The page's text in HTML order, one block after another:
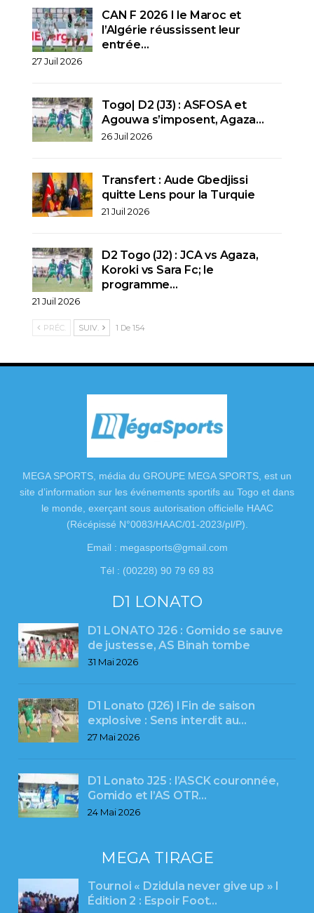
CAN F 2026 I le Maroc et
l’Algérie réussissent leur
entrée…
27 Juil 2026
Togo| D2 (J3) : ASFOSA et
Agouwa s’imposent, Agaza…
26 Juil 2026
Transfert : Aude Gbedjissi
quitte Lens pour la Turquie
21 Juil 2026
D2 Togo (J2) : JCA vs Agaza,
Koroki vs Sara Fc; le
programme…
21 Juil 2026
PRÉC. SUIV. 1 De 154
MEGA SPORTS, média du GROUPE MEGA SPORTS, est un
site d’information sur les événements sportifs au Togo et dans
le monde, exerçant sous autorisation officielle HAAC
(Récépissé N°0083/HAAC/01-2023/pl/P).
Email : megasports@gmail.com
Tél : (00228) 90 79 69 83
D1 LONATO
D1 LONATO J26 : Gomido se sauve
de justesse, AS Binah tombe
31 Mai 2026
D1 Lonato (J26) l Fin de saison
explosive : Sens interdit au…
27 Mai 2026
D1 Lonato J25 : l’ASCK couronnée,
Gomido et l’AS OTR…
24 Mai 2026
MEGA TIRAGE
Tournoi « Dzidula never give up » l
Édition 2 : Espoir Foot…